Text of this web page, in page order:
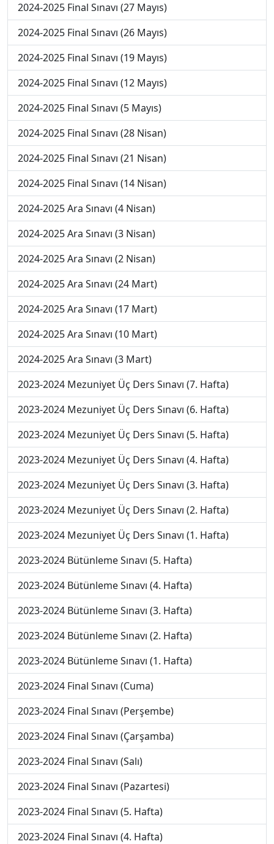
2024-2025 Final Sınavı (27 Mayıs)
2024-2025 Final Sınavı (26 Mayıs)
2024-2025 Final Sınavı (19 Mayıs)
2024-2025 Final Sınavı (12 Mayıs)
2024-2025 Final Sınavı (5 Mayıs)
2024-2025 Final Sınavı (28 Nisan)
2024-2025 Final Sınavı (21 Nisan)
2024-2025 Final Sınavı (14 Nisan)
2024-2025 Ara Sınavı (4 Nisan)
2024-2025 Ara Sınavı (3 Nisan)
2024-2025 Ara Sınavı (2 Nisan)
2024-2025 Ara Sınavı (24 Mart)
2024-2025 Ara Sınavı (17 Mart)
2024-2025 Ara Sınavı (10 Mart)
2024-2025 Ara Sınavı (3 Mart)
2023-2024 Mezuniyet Üç Ders Sınavı (7. Hafta)
2023-2024 Mezuniyet Üç Ders Sınavı (6. Hafta)
2023-2024 Mezuniyet Üç Ders Sınavı (5. Hafta)
2023-2024 Mezuniyet Üç Ders Sınavı (4. Hafta)
2023-2024 Mezuniyet Üç Ders Sınavı (3. Hafta)
2023-2024 Mezuniyet Üç Ders Sınavı (2. Hafta)
2023-2024 Mezuniyet Üç Ders Sınavı (1. Hafta)
2023-2024 Bütünleme Sınavı (5. Hafta)
2023-2024 Bütünleme Sınavı (4. Hafta)
2023-2024 Bütünleme Sınavı (3. Hafta)
2023-2024 Bütünleme Sınavı (2. Hafta)
2023-2024 Bütünleme Sınavı (1. Hafta)
2023-2024 Final Sınavı (Cuma)
2023-2024 Final Sınavı (Perşembe)
2023-2024 Final Sınavı (Çarşamba)
2023-2024 Final Sınavı (Salı)
2023-2024 Final Sınavı (Pazartesi)
2023-2024 Final Sınavı (5. Hafta)
2023-2024 Final Sınavı (4. Hafta)